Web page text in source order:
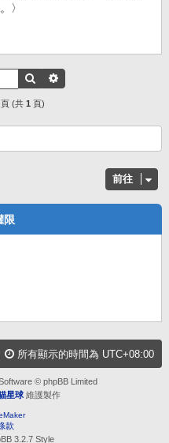
〉
搜尋
頁 (共 1 頁)
前往
限
所有顯示的時間為 UTC+08:00
© phpBB Limited
星球維護製作
款
3.2.7 Style